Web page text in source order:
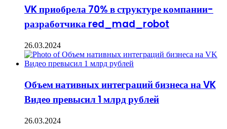
VK приобрела 70% в структуре компании-
разработчика red_mad_robot
26.03.2024
Объем нативных интеграций бизнеса на VK
Видео превысил 1 млрд рублей
26.03.2024